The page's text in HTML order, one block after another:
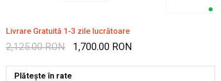
Livrare Gratuită 1-3 zile lucrătoare
2,125.00 RON 1,700.00 RON
Plătește în rate